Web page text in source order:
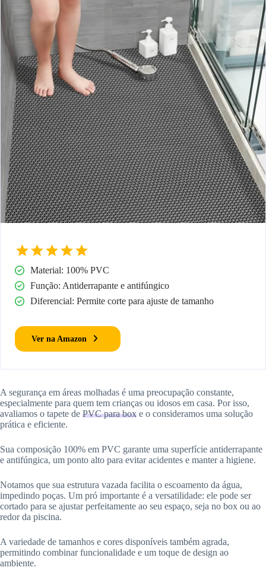
Material: 100% PVC
Função: Antiderrapante e antifúngico
Diferencial: Permite corte para ajuste de tamanho
Ver na Amazon
A segurança em áreas molhadas é uma preocupação constante,
especialmente para quem tem crianças ou idosos em casa. Por isso,
avaliamos o tapete de PVC para box e o consideramos uma solução
prática e eficiente.
Sua composição 100% em PVC garante uma superfície antiderrapante
e antifúngica, um ponto alto para evitar acidentes e manter a higiene.
Notamos que sua estrutura vazada facilita o escoamento da água,
impedindo poças. Um pró importante é a versatilidade: ele pode ser
cortado para se ajustar perfeitamente ao seu espaço, seja no box ou ao
redor da piscina.
A variedade de tamanhos e cores disponíveis também agrada,
permitindo combinar funcionalidade e um toque de design ao
ambiente.